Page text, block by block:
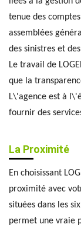
tenue des
assemblées
des sinistres et
Le travail de
que la
L\'agence est à
fournir des
La Proximité
En choisissant
proximité avec
situées dans les
permet une vraie